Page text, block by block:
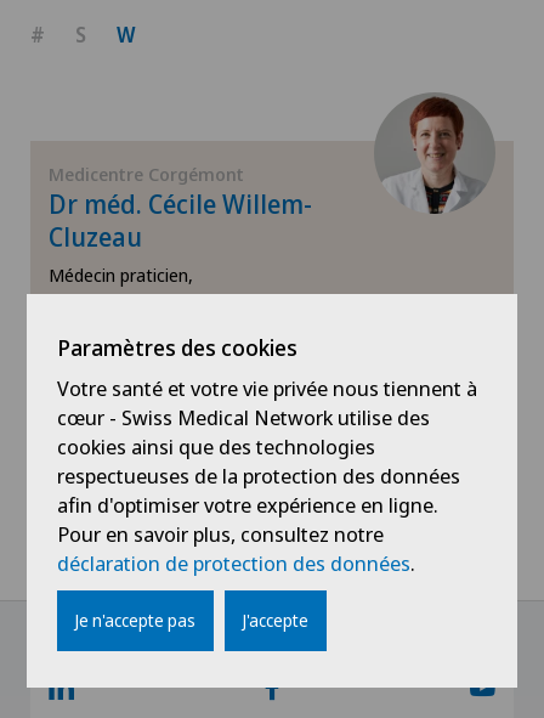
# S W
Medicentre Corgémont
Dr méd. Cécile Willem-
Cluzeau
Médecin praticien,
Paramètres des cookies
Votre santé et votre vie privée nous tiennent à
cœur - Swiss Medical Network utilise des
cookies ainsi que des technologies
respectueuses de la protection des données
afin d'optimiser votre expérience en ligne.
Pour en savoir plus, consultez notre
déclaration de protection des données.
Je n'accepte pas J'accepte